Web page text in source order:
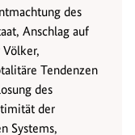
des
Anschlag auf
Tendenzen
des
der
Systems,